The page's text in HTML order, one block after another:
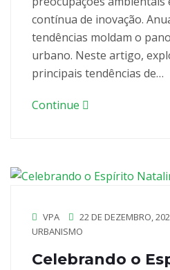
contínua de inovação.
tendências moldam o
urbano. Neste artigo,
principais tendências de…
Continue
VPA 22 DE DEZEMBRO,
URBANISMO
Celebrando o